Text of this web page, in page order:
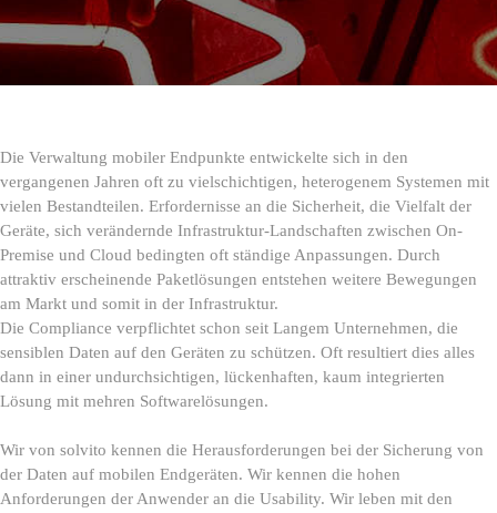
Die Verwaltung mobiler Endpunkte entwickelte sich in den
vergangenen Jahren oft zu vielschichtigen, heterogenem Systemen mit
vielen Bestandteilen. Erfordernisse an die Sicherheit, die Vielfalt der
Geräte, sich verändernde Infrastruktur-Landschaften zwischen On-
Premise und Cloud bedingten oft ständige Anpassungen. Durch
attraktiv erscheinende Paketlösungen entstehen weitere Bewegungen
am Markt und somit in der Infrastruktur.
Die Compliance verpflichtet schon seit Langem Unternehmen, die
sensiblen Daten auf den Geräten zu schützen. Oft resultiert dies alles
dann in einer undurchsichtigen, lückenhaften, kaum integrierten
Lösung mit mehren Softwarelösungen.
Wir von solvito kennen die Herausforderungen bei der Sicherung von
der Daten auf mobilen Endgeräten. Wir kennen die hohen
Anforderungen der Anwender an die Usability. Wir leben mit den